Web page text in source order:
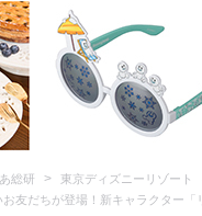
総研 > 東京ディズニーリゾート
お友だちが登場！新キャラクター